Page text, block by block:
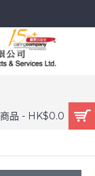
品 - HK$0.0